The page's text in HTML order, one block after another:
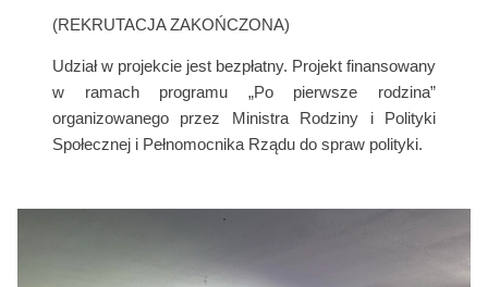
(REKRUTACJA ZAKOŃCZONA)
Udział w projekcie jest bezpłatny. Projekt finansowany
w ramach programu „Po pierwsze rodzina”
organizowanego przez Ministra Rodziny i Polityki
Społecznej i Pełnomocnika Rządu do spraw polityki.